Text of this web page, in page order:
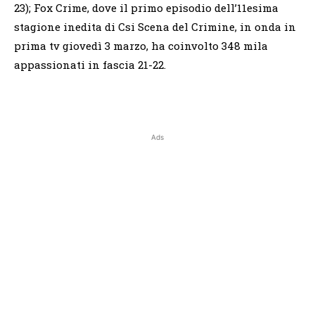
23); Fox Crime, dove il primo episodio dell’11esima
stagione inedita di Csi Scena del Crimine, in onda in
prima tv giovedì 3 marzo, ha coinvolto 348 mila
appassionati in fascia 21-22.
Ads